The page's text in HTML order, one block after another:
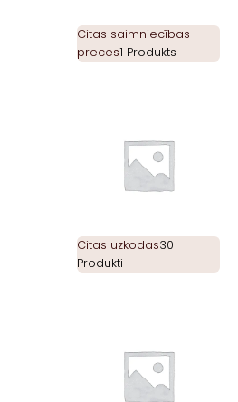
Citas saimniecības
preces1 Produkts
Citas uzkodas30
Produkti